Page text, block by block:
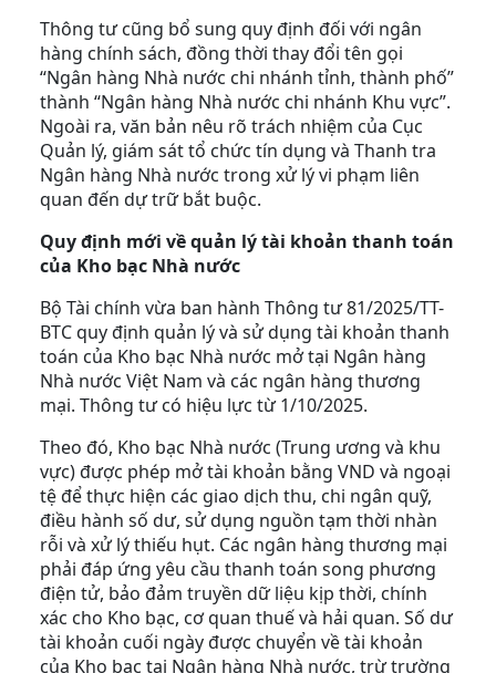
Thông tư cũng bổ sung quy định đối với ngân
hàng chính sách, đồng thời thay đổi tên gọi
“Ngân hàng Nhà nước chi nhánh tỉnh, thành phố”
thành “Ngân hàng Nhà nước chi nhánh Khu vực”.
Ngoài ra, văn bản nêu rõ trách nhiệm của Cục
Quản lý, giám sát tổ chức tín dụng và Thanh tra
Ngân hàng Nhà nước trong xử lý vi phạm liên
quan đến dự trữ bắt buộc.
Quy định mới về quản lý tài khoản thanh toán
của Kho bạc Nhà nước
Bộ Tài chính vừa ban hành Thông tư 81/2025/TT-
BTC quy định quản lý và sử dụng tài khoản thanh
toán của Kho bạc Nhà nước mở tại Ngân hàng
Nhà nước Việt Nam và các ngân hàng thương
mại. Thông tư có hiệu lực từ 1/10/2025.
Theo đó, Kho bạc Nhà nước (Trung ương và khu
vực) được phép mở tài khoản bằng VND và ngoại
tệ để thực hiện các giao dịch thu, chi ngân quỹ,
điều hành số dư, sử dụng nguồn tạm thời nhàn
rỗi và xử lý thiếu hụt. Các ngân hàng thương mại
phải đáp ứng yêu cầu thanh toán song phương
điện tử, bảo đảm truyền dữ liệu kịp thời, chính
xác cho Kho bạc, cơ quan thuế và hải quan. Số dư
tài khoản cuối ngày được chuyển về tài khoản
của Kho bạc tại Ngân hàng Nhà nước, trừ trường